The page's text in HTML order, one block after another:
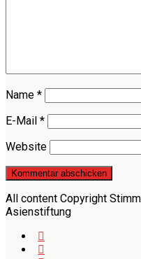
Name *
E-Mail *
Website
All content Copyright
Asienstiftung